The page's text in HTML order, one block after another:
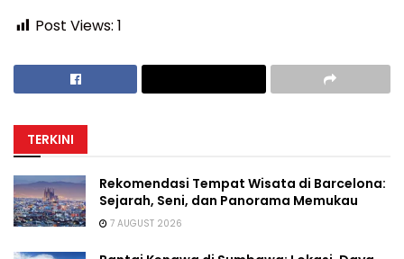
Post Views: 1
TERKINI
Rekomendasi Tempat Wisata di Barcelona:
Sejarah, Seni, dan Panorama Memukau
7 AUGUST 2026